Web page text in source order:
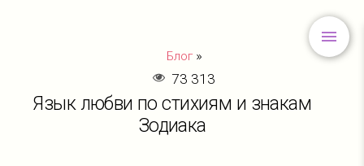
Блог»
73 313
Язык любви по стихиям и знакам
Зодиака